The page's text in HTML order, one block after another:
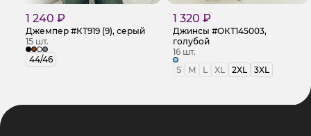
1 240 ₽
Джемпер #КТ919 (9), серый
15 шт.
44/46
1 320 ₽
Джинсы #ОКТ145003,
голубой
16 шт.
S
M L XL 2XL 3XL